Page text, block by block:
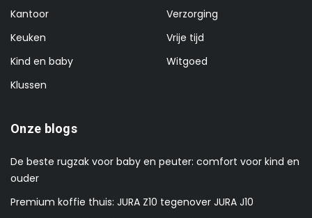
Kantoor
Keuken
Kind en baby
Klussen
Verzorging
Vrije tijd
Witgoed
Onze blogs
De beste rugzak voor baby en peuter: comfort voor kind en
ouder
Premium koffie thuis: JURA Z10 tegenover JURA J10